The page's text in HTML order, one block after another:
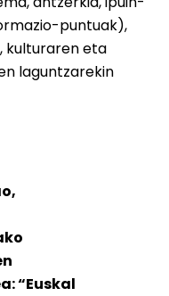
puntuak),
kulturaren eta
laguntzarekin
“Euskal